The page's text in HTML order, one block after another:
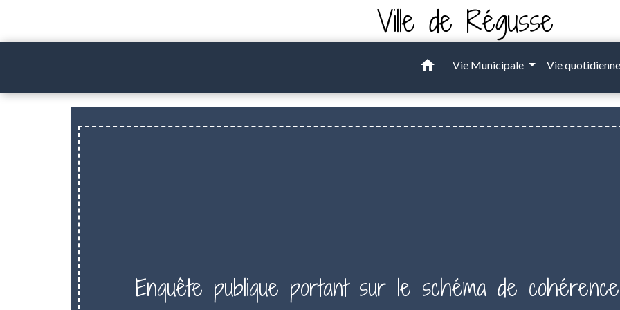
Ville de Régusse
home Vie Municipale Vie quotidienne
Enquête publique portant sur le schéma de